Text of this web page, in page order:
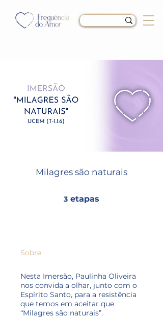
Milagres são naturais
3 etapas
Sobre
Nesta Imersão, Paulinha Oliveira
nos convida a olhar, junto com o
Espírito Santo, para a resistência
que temos em aceitar que
“Milagres são naturais”.